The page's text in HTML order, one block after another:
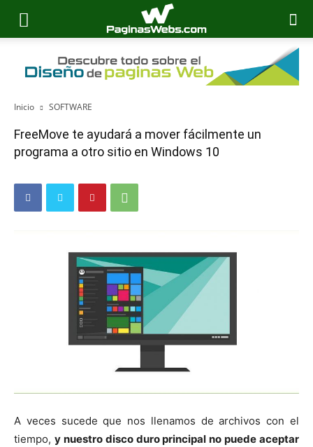
Inicio SOFTWARE
FreeMove te ayudará a mover fácilmente un
programa a otro sitio en Windows 10
A veces sucede que nos llenamos de archivos con el
tiempo, y nuestro disco duro principal no puede aceptar